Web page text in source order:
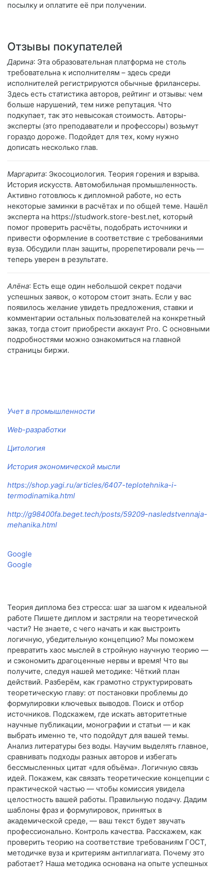
посылку и оплатите её при получении.
Отзывы покупателей
Дарина: Эта образовательная платформа не столь
требовательна к исполнителям – здесь среди
исполнителей регистрируются обычные фрилансеры.
Здесь есть статистика авторов, рейтинг и отзывы: чем
больше нарушений, тем ниже репутация. Что
подкупает, так это невысокая стоимость. Авторы-
эксперты (это преподаватели и профессоры) возьмут
гораздо дороже. Подойдет для тех, кому нужно
дописать несколько глав.
Маргарита: Экосоциология. Теория горения и взрыва.
История искусств. Автомобильная промышленность.
Активно готовлюсь к дипломной работе, но есть
некоторые заминки в расчётах и по общей теме. Нашёл
эксперта на https://studwork.store-best.net, который
помог проверить расчёты, подобрать источники и
привести оформление в соответствие с требованиями
вуза. Обсудили план защиты, прорепетировали речь —
теперь уверен в результате.
Алёна: Есть еще один небольшой секрет подачи
успешных заявок, о котором стоит знать. Если у вас
появилось желание увидеть предложения, ставки и
комментарии остальных пользователей на конкретный
заказ, тогда стоит приобрести аккаунт Pro. С основными
подробностями можно ознакомиться на главной
страницы биржи.
Учет в промышленности
Web-разработки
Цитология
История экономической мысли
https://shop.yagi.ru/articles/6407-teplotehnika-i-
termodinamika.html
http://g98400fa.beget.tech/posts/59209-nasledstvennaja-
mehanika.html
Google
Google
Теория диплома без стресса: шаг за шагом к идеальной
работе Пишете диплом и застряли на теоретической
части? Не знаете, с чего начать и как выстроить
логичную, убедительную концепцию? Мы поможем
превратить хаос мыслей в стройную научную теорию —
и сэкономить драгоценные нервы и время! Что вы
получите, следуя нашей методике: Чёткий план
действий. Разберём, как грамотно структурировать
теоретическую главу: от постановки проблемы до
формулировки ключевых выводов. Поиск и отбор
источников. Подскажем, где искать авторитетные
научные публикации, монографии и статьи — и как
выбрать именно те, что подойдут для вашей темы.
Анализ литературы без воды. Научим выделять главное,
сравнивать подходы разных авторов и избегать
бессмысленных цитат «для объёма». Логичную связь
идей. Покажем, как связать теоретические концепции с
практической частью — чтобы комиссия увидела
целостность вашей работы. Правильную подачу. Дадим
шаблоны фраз и формулировок, принятых в
академической среде, — ваш текст будет звучать
профессионально. Контроль качества. Расскажем, как
проверить теорию на соответствие требованиям ГОСТ,
методичке вуза и критериям антиплагиата. Почему это
работает? Наша методика основана на опыте успешных